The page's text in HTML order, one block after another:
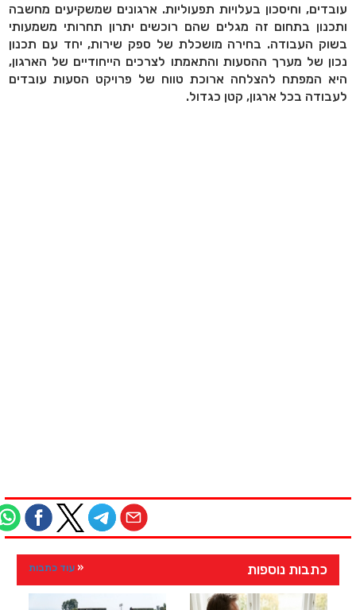
עובדים, וחיסכון בעלויות תפעוליות. ארגונים שמשקיעים מחשבה
ותכנון בתחום זה מגלים שהם רוכשים יתרון תחרותי משמעותי
בשוק העבודה. בחירה מושכלת של ספק שירות, יחד עם תכנון
נכון של מערך ההסעות והתאמתו לצרכים הייחודיים של הארגון,
היא המפתח להצלחה ארוכת טווח של פרויקט הסעות עובדים
לעבודה בכל ארגון, קטן כגדול.
כתבות נוספות עוד כתבות